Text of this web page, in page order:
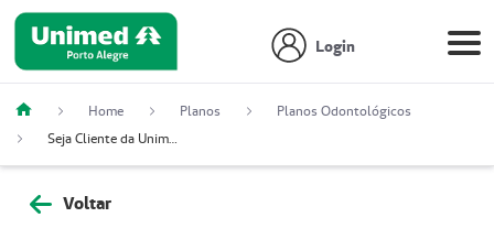
Login
Home Planos
Planos Odontológicos
Seja Cliente da Unimed Porto Alegre Pessoa Física Odonto QualiMais
Voltar